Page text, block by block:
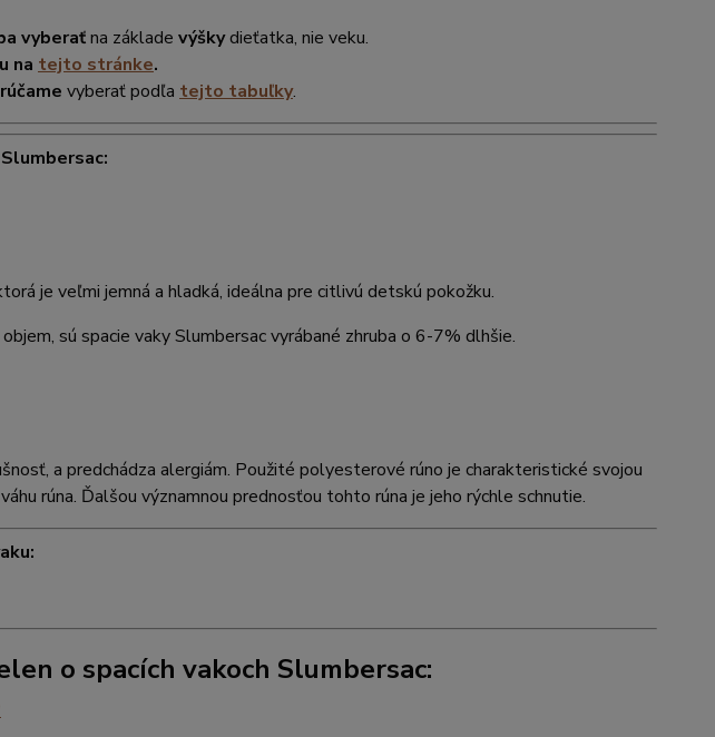
vyberaťna základe výškydieťatka, nie veku.
na tejto stránke.
vyberať podľa tejto tabuľky.
je veľmi jemná a hladká, ideálna pre citlivú detskú pokožku.
sú spacie vaky Slumbersac vyrábané zhruba o 6-7% dlhšie.
a predchádza alergiám. Použité polyesterové rúno je charakteristické svojou
rúna. Ďalšou významnou prednosťou tohto rúna je jeho rýchle schnutie.
o spacích vakoch Slumbersac: